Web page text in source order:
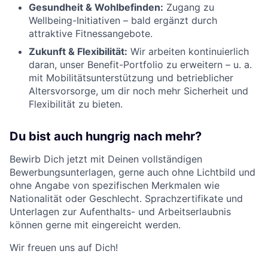
Gesundheit & Wohlbefinden: Zugang zu
Wellbeing-Initiativen – bald ergänzt durch
attraktive Fitnessangebote.
Zukunft & Flexibilität: Wir arbeiten kontinuierlich
daran, unser Benefit-Portfolio zu erweitern – u. a.
mit Mobilitätsunterstützung und betrieblicher
Altersvorsorge, um dir noch mehr Sicherheit und
Flexibilität zu bieten.
Du bist auch hungrig nach mehr?
Bewirb Dich jetzt mit Deinen vollständigen
Bewerbungsunterlagen, gerne auch ohne Lichtbild und
ohne Angabe von spezifischen Merkmalen wie
Nationalität oder Geschlecht. Sprachzertifikate und
Unterlagen zur Aufenthalts- und Arbeitserlaubnis
können gerne mit eingereicht werden.
Wir freuen uns auf Dich!